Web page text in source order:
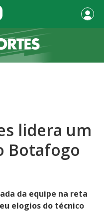
lidera um
Botafogo
da equipe na reta
elogios do técnico